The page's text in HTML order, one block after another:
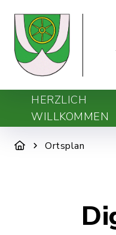
HERZLICH
WILLKOMMEN
Ortsplan